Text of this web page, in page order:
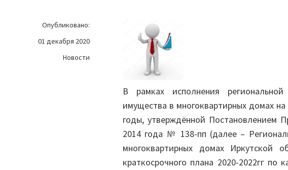
Опубликовано:
01 декабря 2020
Новости
В рамках исполнения
имущества в многоквартирных домах
годы, утверждённой Постановлением
2014 года № 138-пп (далее –
многоквартирных домах Иркутской
краткосрочного плана 2020-2022гг по